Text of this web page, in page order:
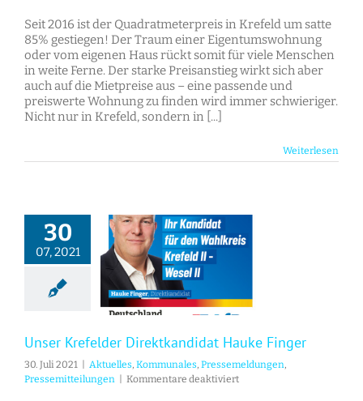
in
Krefeld
steigt
und
steigt
Seit 2016 ist der Quadratmeterpreis in Krefeld um satte
85% gestiegen! Der Traum einer Eigentumswohnung
oder vom eigenen Haus rückt somit für viele Menschen
in weite Ferne. Der starke Preisanstieg wirkt sich aber
auch auf die Mietpreise aus – eine passende und
preiswerte Wohnung zu finden wird immer schwieriger.
Nicht nur in Krefeld, sondern in [...]
Weiterlesen
30
07, 2021
Unser Krefelder Direktkandidat Hauke Finger
30. Juli 2021 Aktuelles, Kommunales, Pressemeldungen,
Pressemitteilungen
Kommentare deaktiviertfür